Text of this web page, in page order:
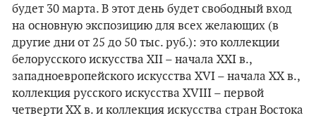
будет 30 марта. В этот день будет свободный вход
на основную экспозицию для всех желающих (в
другие дни от 25 до 50 тыс. руб.): это коллекции
белорусского искусства XII – начала XXI в.,
западноевропейского искусства XVI – начала XX в.,
коллекция русского искусства XVIII – первой
четверти XX в. и коллекция искусства стран Востока